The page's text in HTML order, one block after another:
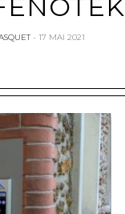
17 MAI 2021